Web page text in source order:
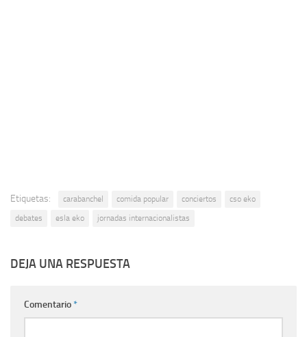
Etiquetas: carabanchel comida popular conciertos
cso eko
debates
esla eko jornadas internacionalistas
DEJA UNA RESPUESTA
Comentario*